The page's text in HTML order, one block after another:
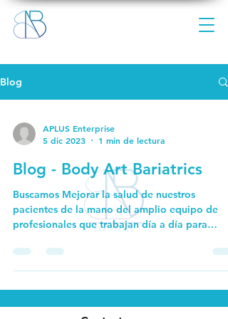
Blog
APLUS Enterprise
5 dic 2023
1 min de lectura
Blog - Body Art Bariatrics
Buscamos Mejorar la salud de nuestros
pacientes de la mano del amplio equipo de
profesionales que trabajan día a día para